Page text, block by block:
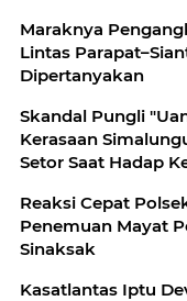
Maraknya
Lintas
Dipertanyakan
Skandal Pungli
Kerasaan
Setor Saat Hadap
Reaksi Cepat
Penemuan Mayat
Sinaksak
Kasatlantas Iptu